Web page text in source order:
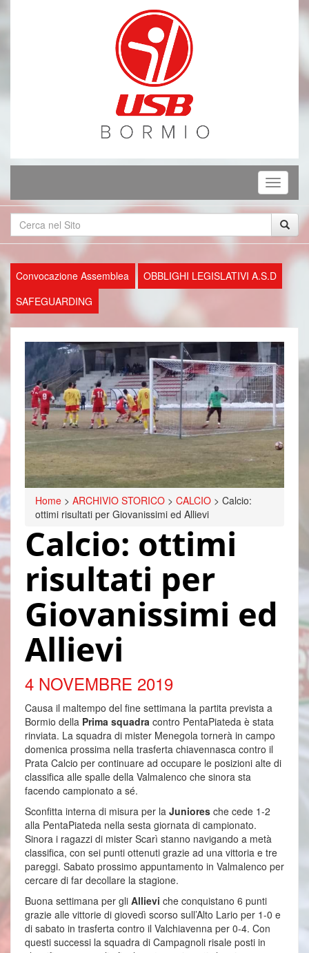
Mostra
o
Convocazione Assemblea
OBBLIGHI LEGISLATIVI A.S.D
SAFEGUARDING
Home > ARCHIVIO STORICO > CALCIO > Calcio:
ottimi risultati per Giovanissimi ed Allievi
Calcio: ottimi
risultati per
Giovanissimi ed
Allievi
4 NOVEMBRE 2019
Causa il maltempo del fine settimana la partita prevista a
Bormio della Prima squadra contro PentaPiateda è stata
rinviata. La squadra di mister Menegola tornerà in campo
domenica prossima nella trasferta chiavennasca contro il
Prata Calcio per continuare ad occupare le posizioni alte di
classifica alle spalle della Valmalenco che sinora sta
facendo campionato a sé.
Sconfitta interna di misura per la Juniores che cede 1-2
alla PentaPiateda nella sesta giornata di campionato.
Sinora i ragazzi di mister Scarì stanno navigando a metà
classifica, con sei punti ottenuti grazie ad una vittoria e tre
pareggi. Sabato prossimo appuntamento in Valmalenco per
cercare di far decollare la stagione.
Buona settimana per gli Allievi che conquistano 6 punti
grazie alle vittorie di giovedì scorso sull’Alto Lario per 1-0 e
di sabato in trasferta contro il Valchiavenna per 0-4. Con
questi successi la squadra di Campagnoli risale posti in